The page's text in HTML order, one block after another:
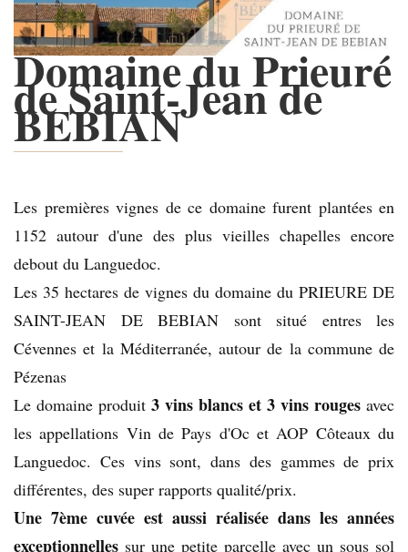
Domaine du Prieuré
de Saint-Jean de
BEBIAN
Les premières vignes de ce domaine furent plantées en
1152 autour d'une des plus vieilles chapelles encore
debout du Languedoc.
Les 35 hectares de vignes du domaine du PRIEURE DE
SAINT-JEAN DE BEBIAN sont situé entres les
Cévennes et la Méditerranée, autour de la commune de
Pézenas
Le domaine produit 3 vins blancs et 3 vins rouges avec
les appellations Vin de Pays d'Oc et AOP Côteaux du
Languedoc. Ces vins sont, dans des gammes de prix
différentes, des super rapports qualité/prix.
Une 7ème cuvée est aussi réalisée dans les années
exceptionnelles sur une petite parcelle avec un sous sol